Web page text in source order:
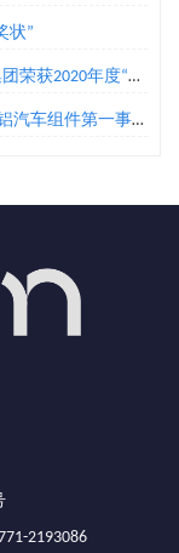
状”
西创新能力企业10强”称号两项荣誉
加二班荣获“广西工人先锋号”殊荣
2193086